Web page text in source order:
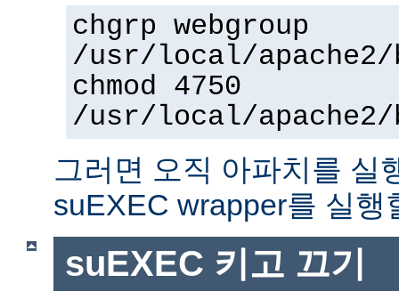
chgrp webgroup
/usr/local/apache2/
chmod 4750
/usr/local/apache2/
그러면 오직 아파치를 실
suEXEC wrapper를 실행
suEXEC 키고 끄기